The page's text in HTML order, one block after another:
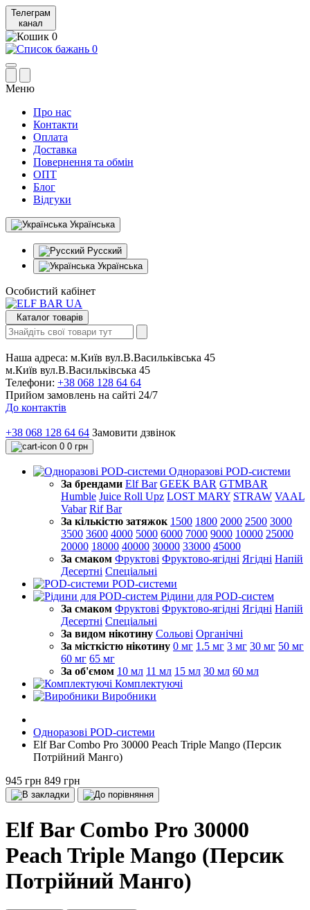
Телеграм
канал
0
0
Меню
Про нас
Контакти
Оплата
Доставка
Повернення та обмін
ОПТ
Блог
Відгуки
Українська
Русский
Українська
Особистий кабінет
Каталог товарів
Наша адреса: м.Київ вул.В.Васильківська 45
м.Київ вул.В.Васильківська 45
Телефони: +38 068 128 64 64
Прийом замовлень на сайті 24/7
До контактів
+38 068 128 64 64 Замовити дзвінок
0 0 грн
Одноразові POD-системи
За брендами Elf Bar GEEK BAR GTMBAR
Humble Juice Roll Upz LOST MARY STRAW VAAL
Vabar Rif Bar
За кількістю затяжок 1500 1800 2000 2500 3000
3500 3600 4000 5000 6000 7000 9000 10000 25000
20000 18000 40000 30000 33000 45000
За смаком Фруктові Фруктово-ягідні Ягідні Напій
Десертні Спеціальні
POD-системи
Рідини для POD-систем
За смаком Фруктові Фруктово-ягідні Ягідні Напій
Десертні Спеціальні
За видом нікотину Сольові Органічні
За місткістю нікотину 0 мг 1.5 мг 3 мг 30 мг 50 мг
60 мг 65 мг
За об'ємом 10 мл 11 мл 15 мл 30 мл 60 мл
Комплектуючі
Виробники
Одноразові POD-системи
Elf Bar Combo Pro 30000 Peach Triple Mango (Персик
Потрійний Манго)
945 грн 849 грн
Elf Bar Combo Pro 30000
Peach Triple Mango (Персик
Потрійний Манго)